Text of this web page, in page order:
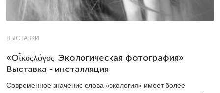
ВЫСТАВКИ
«Oἶκοςλόγος. Экологическая фотография»
Выставка - инсталляция
Современное значение слова «экология» имеет более